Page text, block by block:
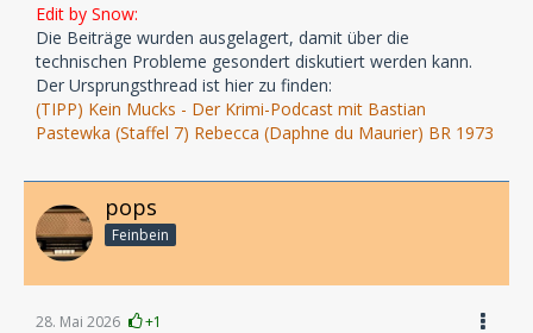
Edit by Snow:
Die Beiträge wurden ausgelagert, damit über die
technischen Probleme gesondert diskutiert werden kann.
Der Ursprungsthread ist hier zu finden:
(TIPP) Kein Mucks - Der Krimi-Podcast mit Bastian
Pastewka (Staffel 7) Rebecca (Daphne du Maurier) BR 1973
pops
Feinbein
28. Mai 2026 +1